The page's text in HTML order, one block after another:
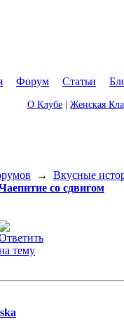
Форум Статьи
О Клубе Женская
→ Вкусные
со сдвигом